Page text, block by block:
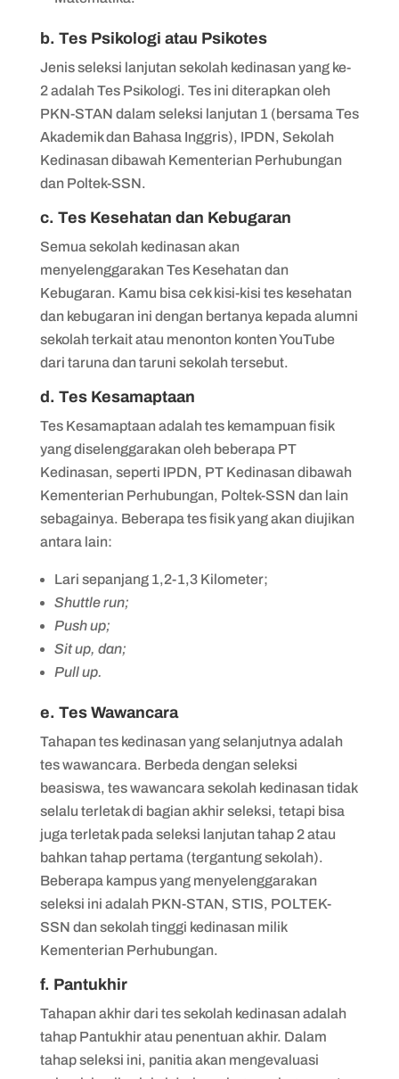
b. Tes Psikologi atau Psikotes
Jenis seleksi lanjutan sekolah kedinasan yang ke-
2 adalah Tes Psikologi. Tes ini diterapkan oleh
PKN-STAN dalam seleksi lanjutan 1 (bersama Tes
Akademik dan Bahasa Inggris), IPDN, Sekolah
Kedinasan dibawah Kementerian Perhubungan
dan Poltek-SSN.
c. Tes Kesehatan dan Kebugaran
Semua sekolah kedinasan akan
menyelenggarakan Tes Kesehatan dan
Kebugaran. Kamu bisa cek kisi-kisi tes kesehatan
dan kebugaran ini dengan bertanya kepada alumni
sekolah terkait atau menonton konten YouTube
dari taruna dan taruni sekolah tersebut.
d. Tes Kesamaptaan
Tes Kesamaptaan adalah tes kemampuan fisik
yang diselenggarakan oleh beberapa PT
Kedinasan, seperti IPDN, PT Kedinasan dibawah
Kementerian Perhubungan, Poltek-SSN dan lain
sebagainya. Beberapa tes fisik yang akan diujikan
antara lain:
Lari sepanjang 1,2-1,3 Kilometer;
Shuttle run;
Push up;
Sit up, dan;
Pull up.
e. Tes Wawancara
Tahapan tes kedinasan yang selanjutnya adalah
tes wawancara. Berbeda dengan seleksi
beasiswa, tes wawancara sekolah kedinasan tidak
selalu terletak di bagian akhir seleksi, tetapi bisa
juga terletak pada seleksi lanjutan tahap 2 atau
bahkan tahap pertama (tergantung sekolah).
Beberapa kampus yang menyelenggarakan
seleksi ini adalah PKN-STAN, STIS, POLTEK-
SSN dan sekolah tinggi kedinasan milik
Kementerian Perhubungan.
f. Pantukhir
Tahapan akhir dari tes sekolah kedinasan adalah
tahap Pantukhir atau penentuan akhir. Dalam
tahap seleksi ini, panitia akan mengevaluasi